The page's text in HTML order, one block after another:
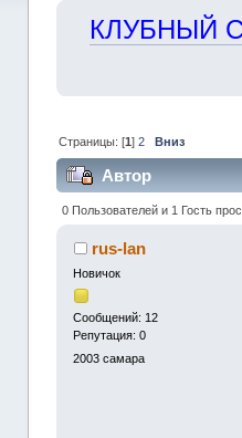
КЛУБНЫЙ
Страницы: [1] 2 Вниз
Автор
0 Пользователей и 1 Гость
rus-lan
Новичок
Сообщений: 12
Репутация: 0
2003 самара